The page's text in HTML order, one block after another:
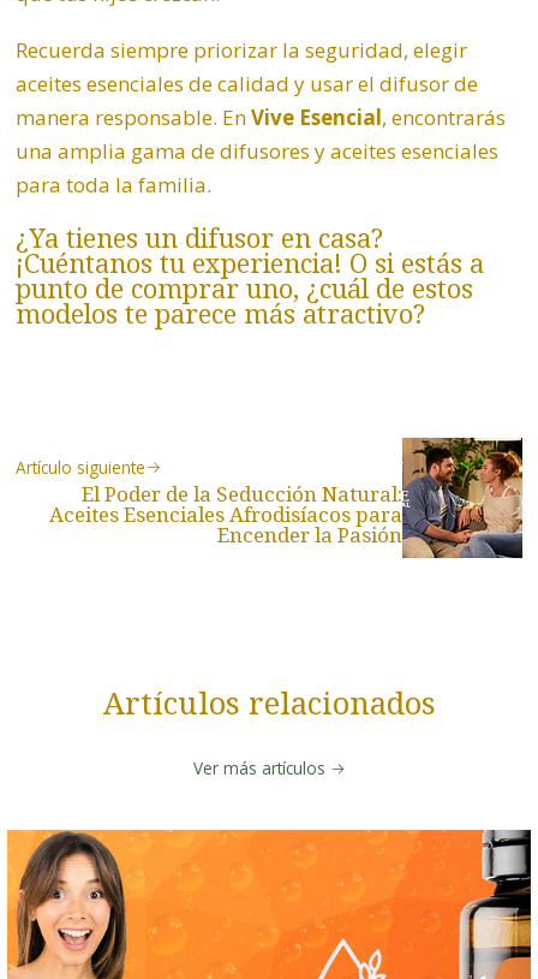
Recuerda siempre priorizar la seguridad, elegir
aceites esenciales de calidad y usar el difusor de
manera responsable. EnVive Esencial, encontrarás
una amplia gama de difusores y aceites esenciales
para toda la familia.
¿Ya tienes un difusor en casa?
¡Cuéntanos tu experiencia! O si estás a
punto de comprar uno, ¿cuál de estos
modelos te parece más atractivo?
Artículo siguiente
El Poder de la Seducción Natural:
Aceites Esenciales Afrodisíacos para
Encender la Pasión
Artículos relacionados
Ver más artículos